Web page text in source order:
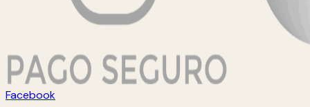
Facebook